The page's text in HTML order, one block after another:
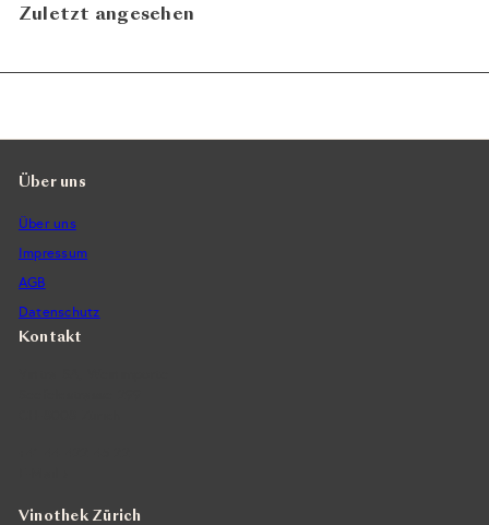
Zuletzt angesehen
Über uns
Über uns
Impressum
AGB
Datenschutz
Kontakt
Vinothek Zürich